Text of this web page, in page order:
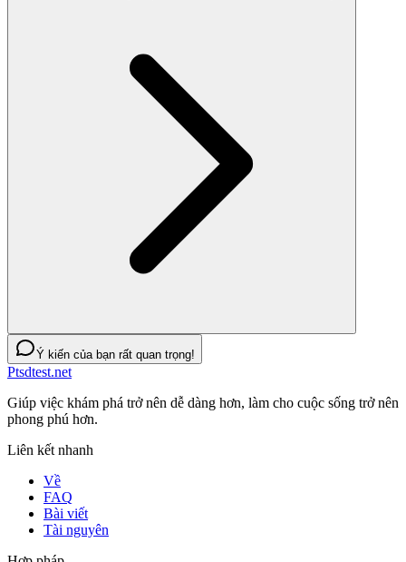
Ý kiến của bạn rất quan trọng!
Ptsdtest.net
Giúp việc khám phá trở nên dễ dàng hơn, làm cho cuộc sống trở nên
phong phú hơn.
Liên kết nhanh
Về
FAQ
Bài viết
Tài nguyên